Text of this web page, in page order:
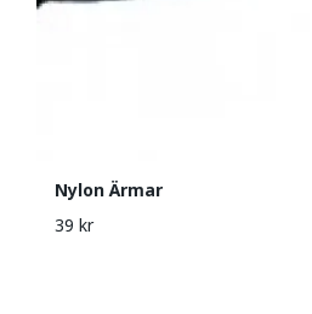
Nylon Ärmar
39 kr